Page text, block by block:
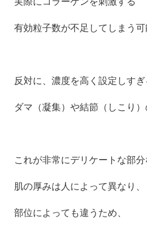
有効粒子数が不足してしまう可
反対に、濃度を高く設定しすぎ
ダマ（凝集）や結節（しこり）
これが非常にデリケートな部分
肌の厚みは人によって異なり、
部位によっても違うため、